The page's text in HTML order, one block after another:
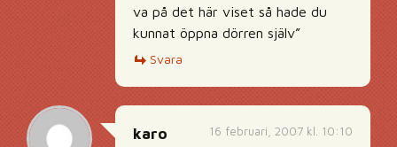
va på det här viset så hade du
kunnat öppna dörren själv”
Svara
16 februari, 2007 kl. 10:10
karo